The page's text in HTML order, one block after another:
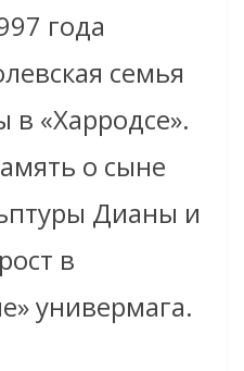
года
семья
в «Харродсе».
о сыне
Дианы и
в
универмага.